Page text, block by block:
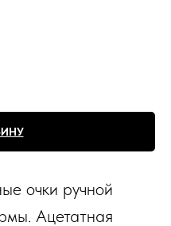
очки ручной
Ацетатная